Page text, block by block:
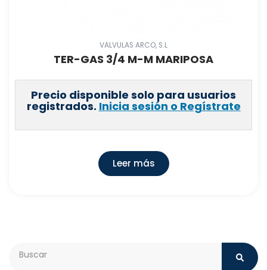
VALVULAS ARCO, S.L
TER-GAS 3/4 M-M MARIPOSA
Precio disponible solo para usuarios
registrados. Inicia sesión o Regístrate
Leer más